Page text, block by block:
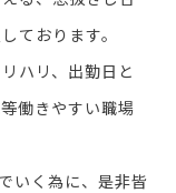
ております。
ハリ、出勤日と
働きやすい職場
いく為に、是非皆